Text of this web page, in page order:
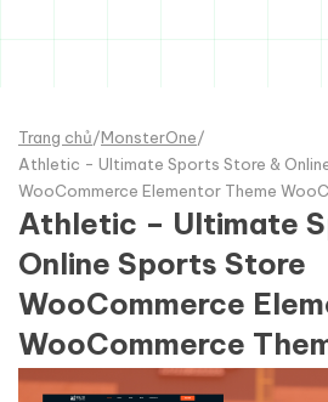
Trang chủ/MonsterOne/
Athletic - Ultimate Sports Store &
WooCommerce Elementor Theme
Athletic – Ultimate
Online Sports Store
WooCommerce
WooCommerce